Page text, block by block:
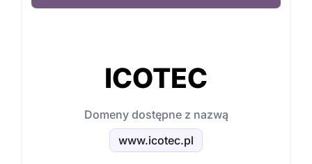
ICOTEC
Domeny dostępne z nazwą
www.icotec.pl